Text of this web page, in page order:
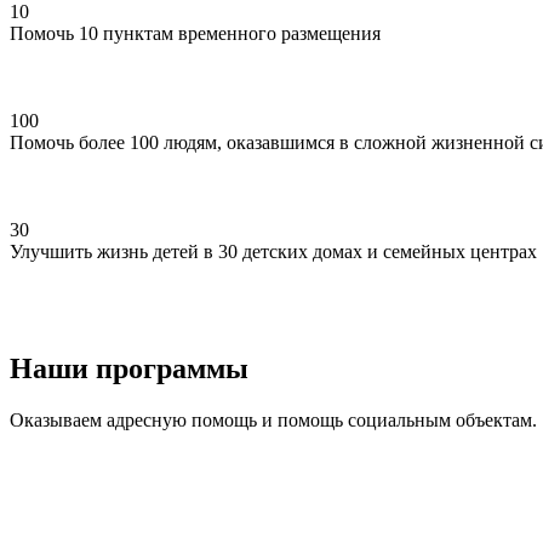
10
Помочь 10 пунктам временного размещения
100
Помочь более 100 людям, оказавшимся в сложной жизненной
30
Улучшить жизнь детей в 30 детских домах и семейных центрах
Наши программы
Оказываем адресную помощь и помощь социальным объектам.